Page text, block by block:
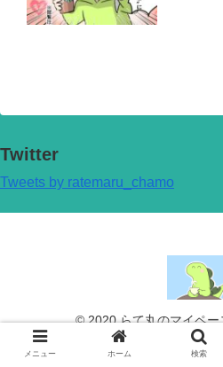
Twitter
Tweets by ratemaru_chamo
© 2020 らて丸のマイペー
メニュー ホーム 検索